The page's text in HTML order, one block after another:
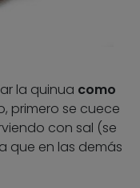
la quinua como
primero se cuece
con sal (se
que en las demás